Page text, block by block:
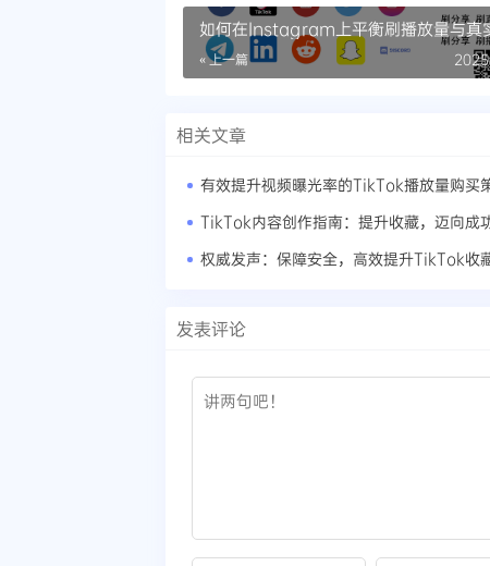
如何在Instagram上平衡刷播放量与真
动？
« 上一篇
相关文章
有效提升视频曝光率的TikTok播放量购买
TikTok内容创作指南：提升收藏，迈向成
发表评论